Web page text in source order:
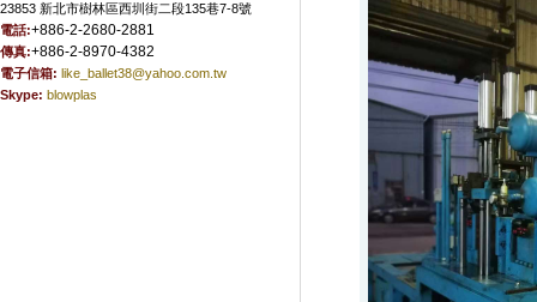
23853 新北市樹林區西圳街二段135巷7-8號
電話:+886-2-2680-2881
傳真:+886-2-8970-4382
電子信箱: like_ballet38@yahoo.com.tw
Skype: blowplas